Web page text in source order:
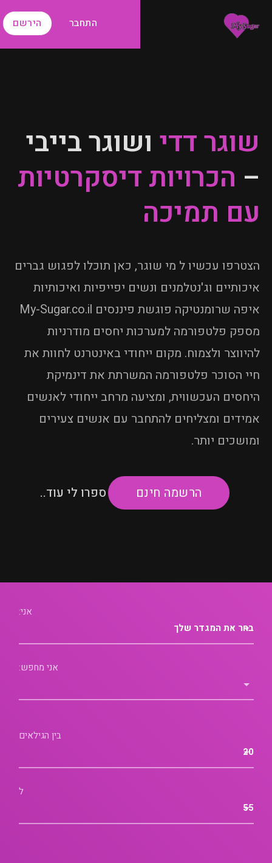
התחבר הירשם
שוגר דדי ושוגר בייבי
– הכרויות דיסקרטיות
עם תמיכה
הצטרפו עכשיו ל מי שוגר, כאן תוכלו לפגוש גברים
איכותיים וג'נטלמנים ונשים יפייפיות ואיכותיות
איפה שרומנטיקה פוגשת פיננסים My-Sugar.co.il
מספק פלטפורמה למערכות יחסים מודרניות
להיווצר ולצמוח. מקום ייחודי באינטרנט לחוות את
חיי הסוכר פלטפורמה המשרתת את דינמיקת
היחסים העכשווית, ומציעה מרחב ייחודי לאנשים
אמידים ומצליחים להתחבר עם אנשים צעירים
ומושכים יותר.
הרשמה חינם ספרו לי עוד..
אני:
אני מחפש:
בין הגילאים
ל